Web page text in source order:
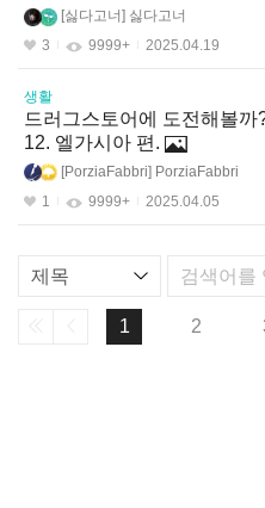
싫다고너
싫다고너
3
9999+ 2025.04.19
생활
드러그스토어에 도전해볼
12. 엘가시아 편.
PorziaFabbri PorziaFabbri
1
9999+ 2025.04.05
스
1 2